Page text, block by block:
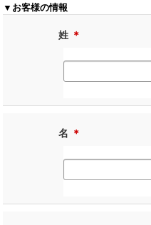
▼お客様の情報
姓 ＊
名 ＊